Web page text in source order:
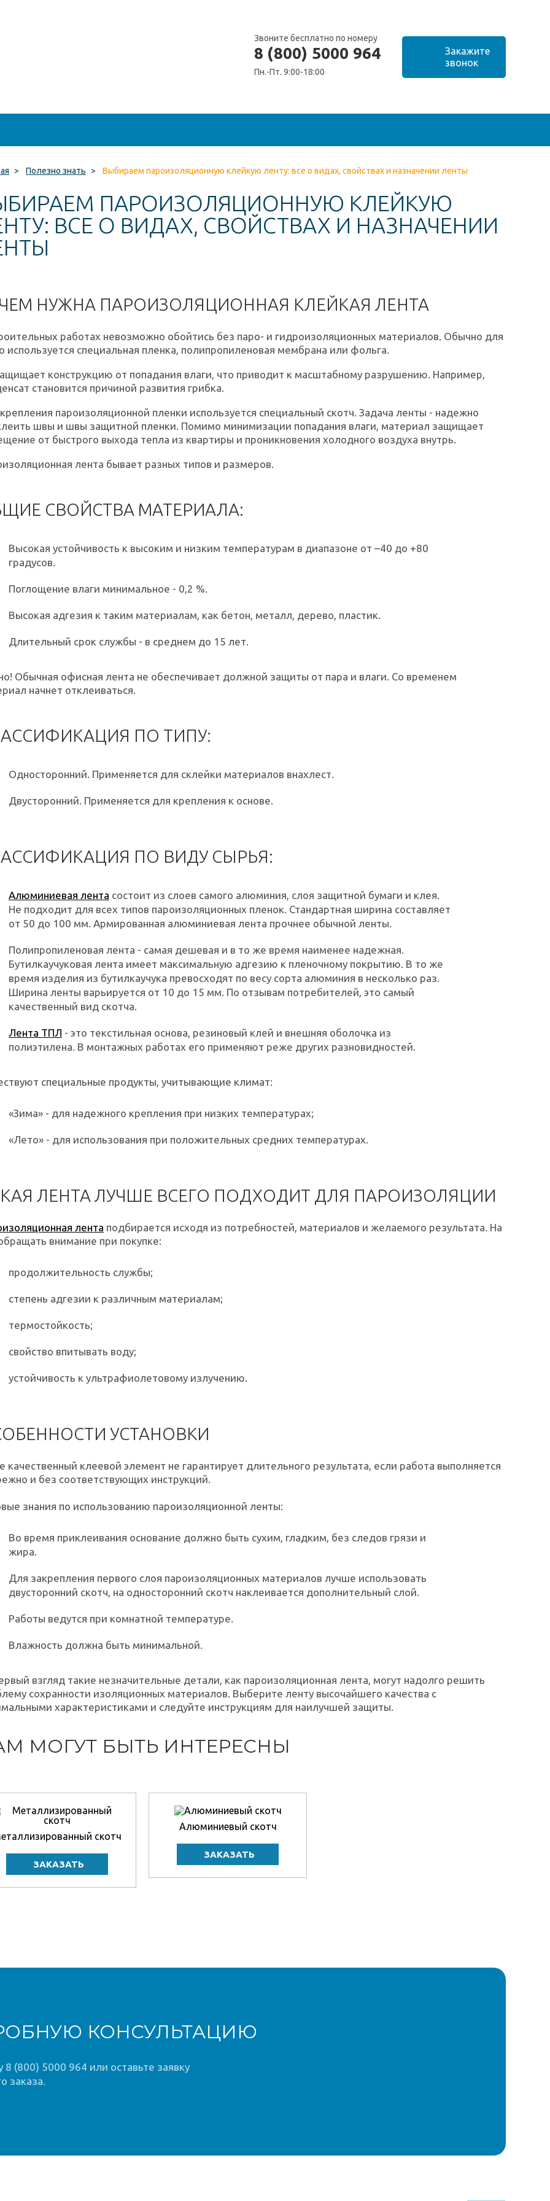
Звоните бесплатно по номеру
8 (800) 5000 964
Пн.-Пт. 9:00-18:00
> Полезно знать > Выбираем пароизоляционную клейкую ленту: все о видах, свойствах и назначении ленты
ПАРОИЗОЛЯЦИОННУЮ КЛЕЙКУЮ
ВСЕ О ВИДАХ, СВОЙСТВАХ И НАЗНАЧЕНИИ
НУЖНА ПАРОИЗОЛЯЦИОННАЯ КЛЕЙКАЯ ЛЕНТА
работах невозможно обойтись без паро- и гидроизоляционных материалов. Обычно для
используется специальная пленка, полипропиленовая мембрана или фольга.
конструкцию от попадания влаги, что приводит к масштабному разрушению. Например,
становится причиной развития грибка.
пароизоляционной пленки используется специальный скотч. Задача ленты - надежно
швы и швы защитной пленки. Помимо минимизации попадания влаги, материал защищает
от быстрого выхода тепла из квартиры и проникновения холодного воздуха внутрь.
лента бывает разных типов и размеров.
СВОЙСТВА МАТЕРИАЛА:
Высокая устойчивость к высоким и низким температурам в диапазоне от –40 до +80
градусов.
Поглощение влаги минимальное - 0,2 %.
Высокая адгезия к таким материалам, как бетон, металл, дерево, пластик.
Длительный срок службы - в среднем до 15 лет.
Обычная офисная лента не обеспечивает должной защиты от пара и влаги. Со временем
начнет отклеиваться.
ПО ТИПУ:
Односторонний. Применяется для склейки материалов внахлест.
Двусторонний. Применяется для крепления к основе.
ПО ВИДУ СЫРЬЯ:
Алюминиевая лента состоит из слоев самого алюминия, слоя защитной бумаги и клея.
Не подходит для всех типов пароизоляционных пленок. Стандартная ширина составляет
от 50 до 100 мм. Армированная алюминиевая лента прочнее обычной ленты.
Полипропиленовая лента - самая дешевая и в то же время наименее надежная.
Бутилкаучуковая лента имеет максимальную адгезию к пленочному покрытию. В то же
время изделия из бутилкаучука превосходят по весу сорта алюминия в несколько раз.
Ширина ленты варьируется от 10 до 15 мм. По отзывам потребителей, это самый
качественный вид скотча.
Лента ТПЛ - это текстильная основа, резиновый клей и внешняя оболочка из
полиэтилена. В монтажных работах его применяют реже других разновидностей.
специальные продукты, учитывающие климат:
«Зима» - для надежного крепления при низких температурах;
«Лето» - для использования при положительных средних температурах.
ЛЕНТА ЛУЧШЕ ВСЕГО ПОДХОДИТ ДЛЯ ПАРОИЗОЛЯЦИИ
лента подбирается исходя из потребностей, материалов и желаемого результата. На
внимание при покупке:
продолжительность службы;
степень адгезии к различным материалам;
термостойкость;
свойство впитывать воду;
устойчивость к ультрафиолетовому излучению.
УСТАНОВКИ
качественный клеевой элемент не гарантирует длительного результата, если работа выполняется
и без соответствующих инструкций.
знания по использованию пароизоляционной ленты:
Во время приклеивания основание должно быть сухим, гладким, без следов грязи и
жира.
Для закрепления первого слоя пароизоляционных материалов лучше использовать
двусторонний скотч, на односторонний скотч наклеивается дополнительный слой.
Работы ведутся при комнатной температуре.
Влажность должна быть минимальной.
взгляд такие незначительные детали, как пароизоляционная лента, могут надолго решить
сохранности изоляционных материалов. Выберите ленту высочайшего качества с
характеристиками и следуйте инструкциям для наилучшей защиты.
МОГУТ БЫТЬ ИНТЕРЕСНЫ
скотч
Алюминиевый скотч
КОНСУЛЬТАЦИЮ
(800) 5000 964 или оставьте заявку
заказа.